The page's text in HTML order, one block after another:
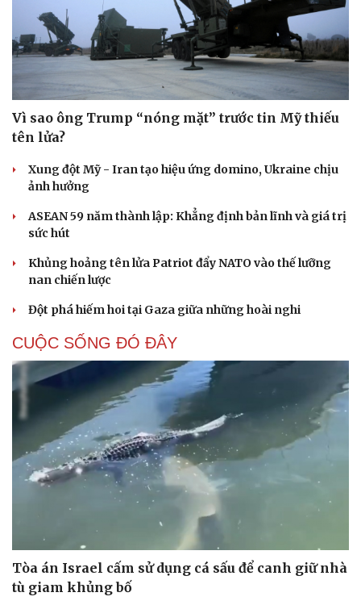
Vì sao ông Trump “nóng mặt” trước tin Mỹ thiếu
tên lửa?
Xung đột Mỹ - Iran tạo hiệu ứng domino, Ukraine chịu
ảnh hưởng
ASEAN 59 năm thành lập: Khẳng định bản lĩnh và giá trị
sức hút
Khủng hoảng tên lửa Patriot đẩy NATO vào thế lưỡng
nan chiến lược
Đột phá hiếm hoi tại Gaza giữa những hoài nghi
CUỘC SỐNG ĐÓ ĐÂY
Tòa án Israel cấm sử dụng cá sấu để canh giữ nhà
tù giam khủng bố